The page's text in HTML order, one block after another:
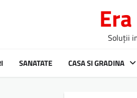
Soluții
SANATATE CASA SI GRADINA